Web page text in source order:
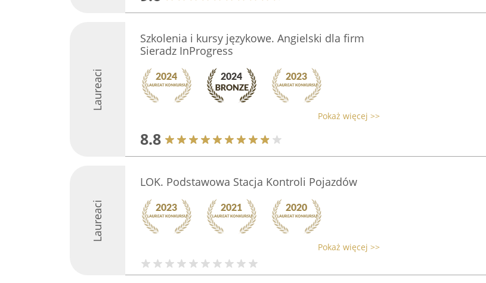
Laureaci
Szkolenia i kursy językowe. Angielski dla firm
Sieradz InProgress
Pokaż więcej >>
8.8
Laureaci
LOK. Podstawowa Stacja Kontroli Pojazdów
Pokaż więcej >>